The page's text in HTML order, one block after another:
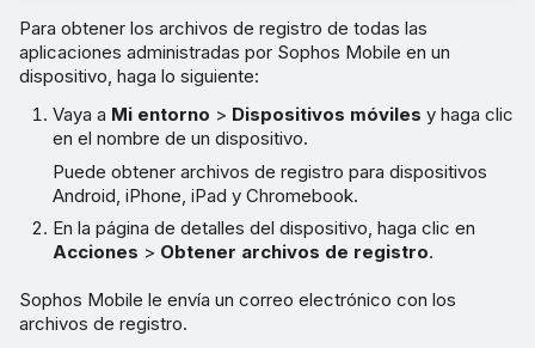
Para obtener los archivos de registro de todas las
aplicaciones administradas por Sophos Mobile en un
dispositivo, haga lo siguiente:
Vaya a Mi entorno > Dispositivos móviles y haga clic
en el nombre de un dispositivo.
Puede obtener archivos de registro para dispositivos
Android, iPhone, iPad y Chromebook.
En la página de detalles del dispositivo, haga clic en
Acciones > Obtener archivos de registro.
Sophos Mobile le envía un correo electrónico con los
archivos de registro.